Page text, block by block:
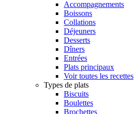
Accompagnements
Boissons
Collations
Déjeuners
Desserts
Dîners
Entrées
Plats principaux
Voir toutes les recettes
Types de plats
Biscuits
Boulettes
Brochettes